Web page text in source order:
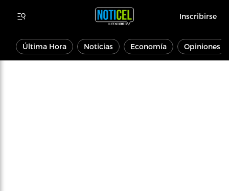
Inscribirse
Última Hora Noticias Economía Opiniones